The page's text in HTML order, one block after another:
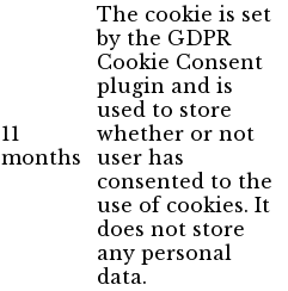
11
months
The cookie is set
by the GDPR
Cookie Consent
plugin and is
used to store
whether or not
user has
consented to the
use of cookies. It
does not store
any personal
data.